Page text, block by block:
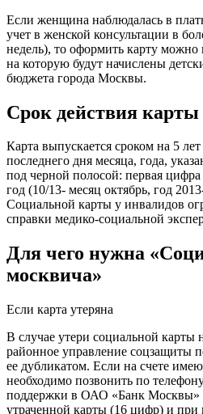
Если женщина наблюдалась в
учет в женской консультации в
недель), то оформить карту можно
на которую будут начислены
бюджета города Москвы.
Срок действия карты
Карта выпускается сроком на 5
последнего дня месяца, года,
под черной полосой: первая цифра
год (10/13- месяц октябрь, год
Социальной карты у инвалидов
справки медико-социальной
Для чего нужна
москвича»
Если карта утеряна
В случае утери социальной карты
районное управление соцзащиты
ее дубликатом. Если на счете
необходимо позвонить по
поддержки в ОАО «Банк Москвы»
утраченной карты (16 цифр) и при